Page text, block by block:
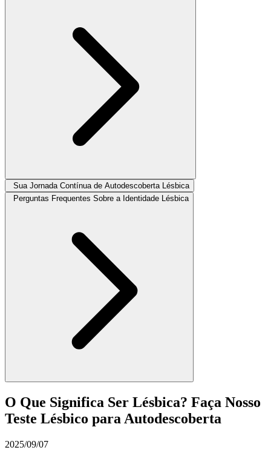
Sua Jornada Contínua de Autodescoberta Lésbica
Perguntas Frequentes Sobre a Identidade Lésbica
O Que Significa Ser Lésbica? Faça Nosso
Teste Lésbico para Autodescoberta
2025/09/07